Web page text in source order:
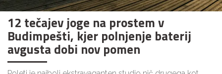
12 tečajev joge na prostem v
Budimpešti, kjer polnjenje baterij
avgusta dobi nov pomen